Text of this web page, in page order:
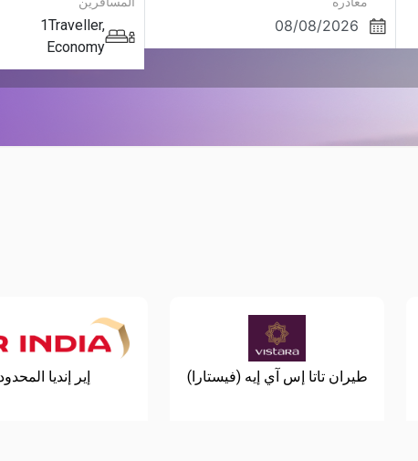
1Traveller,
Economy
طيران تاتا إس آي إيه (فيستارا) إير إنديا